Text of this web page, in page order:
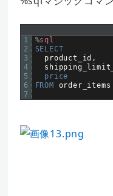
1
2
3
4
5
6
7
%sql
SELECT
product_id ,
price
FROM order items